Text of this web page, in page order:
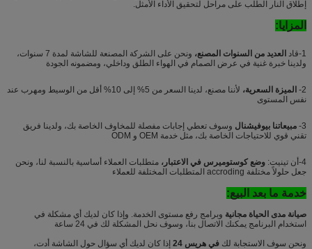
إطلاق النار الطلب على مراحل لتحقيق الأداء الأمثل.
المزايا:
1-قاد العديد من السنوات المصنع،
ونحن على الشركة المصنعة للشاشة لمدة 7 سنوات،
ولدينا خبرة غنية في عرض الصمام في الهواء الطلق وداخلي، ومضمونه الجودة
2- الميزة السعرية،
لأننا مصنع، لدينا السعر من 5% إلى 10% أقل من الوسيط ومهرب عند
نفس المستوى
3- مبيعاتنا بيوفيشنال وسوف تعطي إجابات مفصلة للمخاوف الخاصة بك، ولدينا فريق
تقني قوي للاحتياجات الخاصة بك، مثل خدمة OEM و ODM
4-أن تينيت: وضع كوستوميرس في الاعتبار، متطلبات العملاء أساسية بالنسبة لنا، ونحن
جعل حلولاً مختلفة accroding المتطلبات المختلفة للعملاء
خدمة ما بعد البيع:
صيانة مدى الحياة مجانية وبرامج رفع مستوى الخدمة. وإذا كان لديك أي مشكلة في
استخدام البرنامج يمكنك الاتصال بنا، وسوف نحل المشكلة لك في 24 ساعة
ونحن سوف الاستجابة لك في هريس 24
إذا كان لديك أي سؤال حول الشاشة أدت،